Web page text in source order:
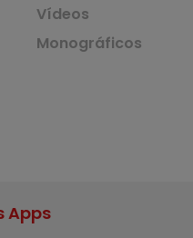
Vídeos
Monográficos
Apps